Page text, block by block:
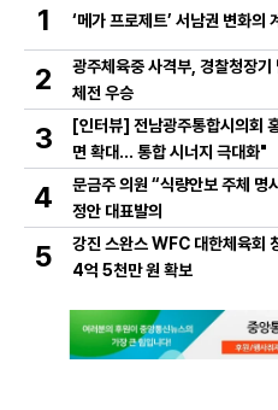
1 ‘메가 프로제트’ 서남권 변화의
2
광주체육중 사격부, 경찰청장기
체전 우승
3
[인터뷰] 전남광주통합시의회
면 확대… 통합 시너지 극대화"
4
문금주 의원 “식량안보 주체 명
정안 대표발의
5
강진 스완스 WFC 대한체육회
4억 5천만 원 확보